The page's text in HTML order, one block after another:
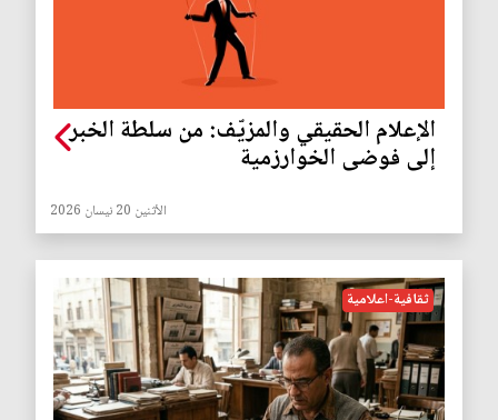
الإعلام الحقيقي والمزيّف: من سلطة الخبر
إلى فوضى الخوارزمية
الأثنين 20 نيسان 2026
ثقافية-اعلامية